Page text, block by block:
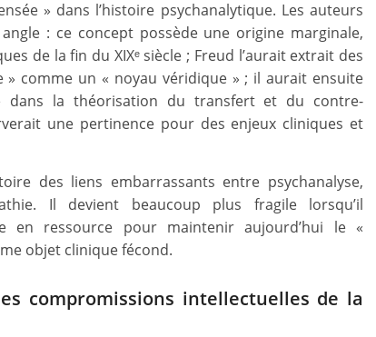
» dans l’histoire psychanalytique. Les auteurs
: ce concept possède une origine marginale,
de la fin du XIXᵉ siècle ; Freud l’aurait extrait des
» comme un « noyau véridique » ; il aurait ensuite
dans la théorisation du transfert et du contre-
une pertinence pour des enjeux cliniques et
des liens embarrassants entre psychanalyse,
Il devient beaucoup plus fragile lorsqu’il
en ressource pour maintenir aujourd’hui le «
objet clinique fécond.
compromissions intellectuelles de la